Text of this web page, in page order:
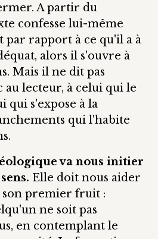
A partir du
confesse lui-même
par rapport à ce qu'il a à
alors il s'ouvre à
Mais il ne dit pas
au lecteur, à celui qui le
qui s'expose à la
qui l'habite
va nous initier
Elle doit nous aider
son premier fruit :
ne soit pas
en contemplant le